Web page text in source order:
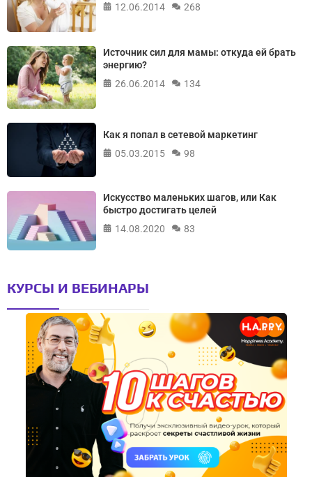
12.06.2014
268
Источник сил для мамы: откуда ей брать
энергию?
26.06.2014
134
Как я попал в сетевой маркетинг
05.03.2015
98
Искусство маленьких шагов, или Как
быстро достигать целей
14.08.2020
83
КУРСЫ И ВЕБИНАРЫ